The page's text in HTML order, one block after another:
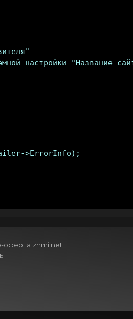
настройки "Название
>ErrorInfo);
оферта zhmi.net